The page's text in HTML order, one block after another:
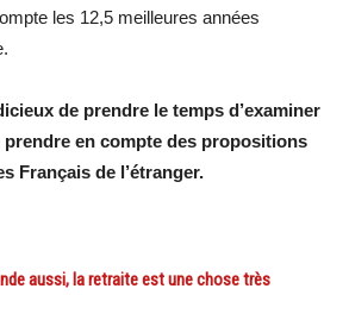
les 12,5 meilleures années
de prendre le temps d’examiner
en compte des propositions
Français de l’étranger.
aussi, la retraite est une chose très